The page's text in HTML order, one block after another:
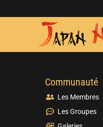
Communauté
Les Membres
Les Groupes